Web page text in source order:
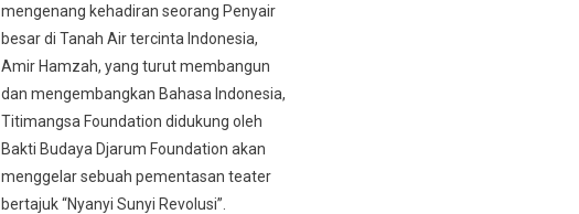
mengenang kehadiran seorang Penyair
besar di Tanah Air tercinta Indonesia,
Amir Hamzah, yang turut membangun
dan mengembangkan Bahasa Indonesia,
Titimangsa Foundation didukung oleh
Bakti Budaya Djarum Foundation akan
menggelar sebuah pementasan teater
bertajuk “Nyanyi Sunyi Revolusi”.